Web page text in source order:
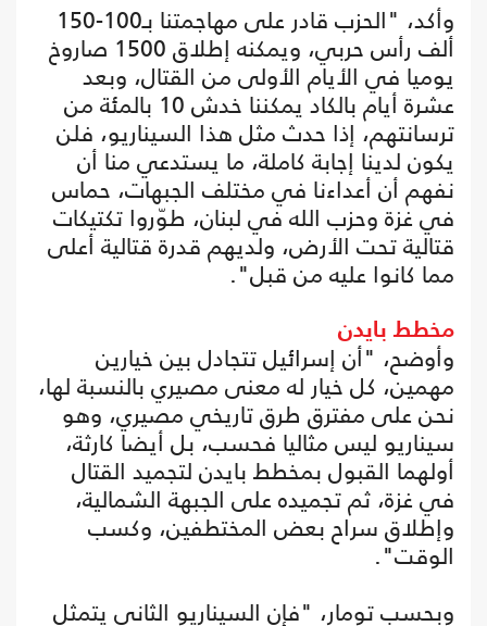
وأكد، "الحزب قادر على مهاجمتنا بـ100-150
ألف رأس حربي، ويمكنه إطلاق 1500 صاروخ
يوميا في الأيام الأولى من القتال، وبعد
عشرة أيام بالكاد يمكننا خدش 10 بالمئة من
ترسانتهم، إذا حدث مثل هذا السيناريو، فلن
يكون لدينا إجابة كاملة، ما يستدعي منا أن
نفهم أن أعداءنا في مختلف الجبهات، حماس
في غزة وحزب الله في لبنان، طوّروا تكتيكات
قتالية تحت الأرض، ولديهم قدرة قتالية أعلى
مما كانوا عليه من قبل".
مخطط بايدن
وأوضح، "أن إسرائيل تتجادل بين خيارين
مهمين، كل خيار له معنى مصيري بالنسبة لها،
نحن على مفترق طرق تاريخي مصيري، وهو
سيناريو ليس مثاليا فحسب، بل أيضا كارثة،
أولهما القبول بمخطط بايدن لتجميد القتال
في غزة، ثم تجميده على الجبهة الشمالية،
وإطلاق سراح بعض المختطفين، وكسب
الوقت".
وبحسب تومار، "فإن السيناريو الثاني يتمثل